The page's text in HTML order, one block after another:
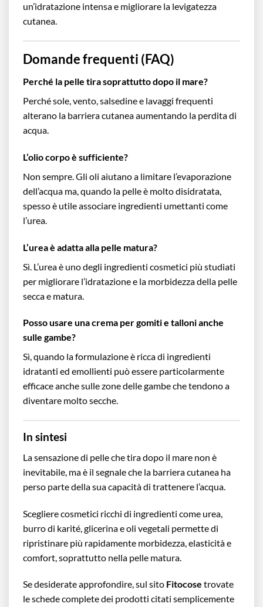
un’idratazione intensa e migliorare la levigatezza
cutanea.
Domande frequenti (FAQ)
Perché la pelle tira soprattutto dopo il mare?
Perché sole, vento, salsedine e lavaggi frequenti
alterano la barriera cutanea aumentando la perdita di
acqua.
L’olio corpo è sufficiente?
Non sempre. Gli oli aiutano a limitare l’evaporazione
dell’acqua ma, quando la pelle è molto disidratata,
spesso è utile associare ingredienti umettanti come
l’urea.
L’urea è adatta alla pelle matura?
Sì. L’urea è uno degli ingredienti cosmetici più studiati
per migliorare l’idratazione e la morbidezza della pelle
secca e matura.
Posso usare una crema per gomiti e talloni anche
sulle gambe?
Sì, quando la formulazione è ricca di ingredienti
idratanti ed emollienti può essere particolarmente
efficace anche sulle zone delle gambe che tendono a
diventare molto secche.
In sintesi
La sensazione di pelle che tira dopo il mare non è
inevitabile, ma è il segnale che la barriera cutanea ha
perso parte della sua capacità di trattenere l’acqua.
Scegliere cosmetici ricchi di ingredienti come urea,
burro di karité, glicerina e oli vegetali permette di
ripristinare più rapidamente morbidezza, elasticità e
comfort, soprattutto nella pelle matura.
Se desiderate approfondire, sul sito Fitocose trovate
le schede complete dei prodotti citati semplicemente